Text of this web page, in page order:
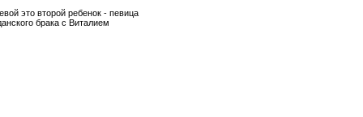
это второй ребенок - певица
брака с Виталием